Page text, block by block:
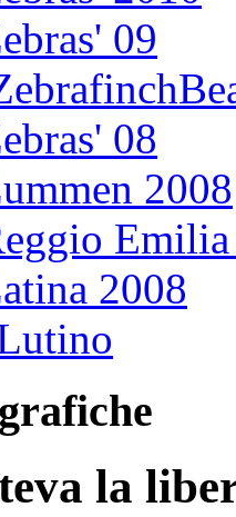
09
08
2008
2008
la